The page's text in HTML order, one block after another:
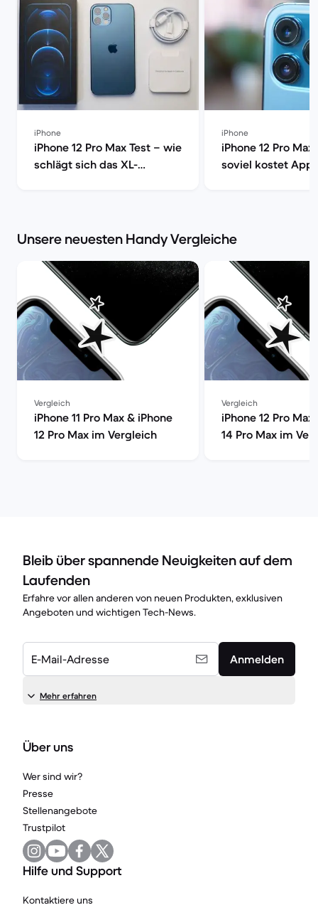
iPhone
iPhone 12 Pro Max Test – wie
schlägt sich das XL-
iPhone
iPhone 12 Pro Max
soviel kostet
Unsere neuesten Handy Vergleiche
Vergleich
iPhone 11 Pro Max & iPhone
12 Pro Max im Vergleich
Vergleich
iPhone 12 Pro
14 Pro Max im
Bleib über spannende Neuigkeiten auf dem
Laufenden
Erfahre vor allen anderen von neuen Produkten, exklusiven
Angeboten und wichtigen Tech-News.
E-Mail-Adresse Anmelden
Mehr erfahren
Über uns
Wer sind wir?
Presse
Stellenangebote
Trustpilot
Hilfe und Support
Kontaktiere uns